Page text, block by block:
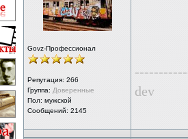
Govz-Профессионал
Репутация: 266
Группа: Доверенные
Пол: мужской
Сообщений: 2145
dev